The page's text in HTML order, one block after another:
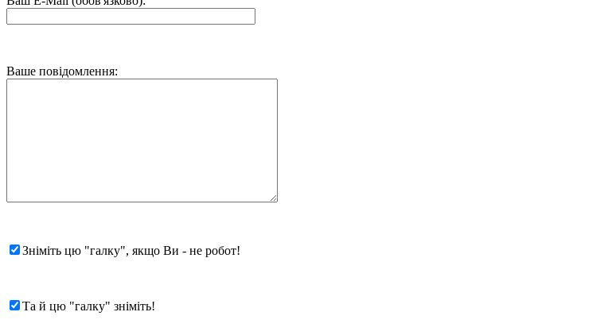
Ваше повідомлення:
Зніміть цю "галку", якщо Ви - не робот!
Та й цю "галку" зніміть!